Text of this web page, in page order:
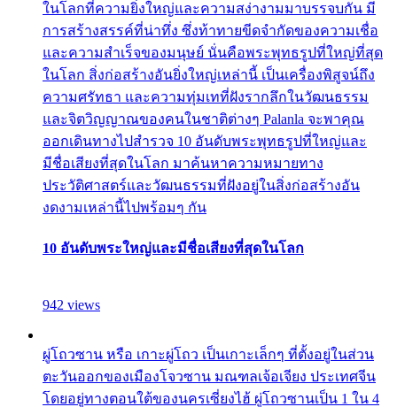
ในโลกที่ความยิ่งใหญ่และความสง่างามมาบรรจบกัน มี
การสร้างสรรค์ที่น่าทึ่ง ซึ่งท้าทายขีดจำกัดของความเชื่อ
และความสำเร็จของมนุษย์ นั่นคือพระพุทธรูปที่ใหญ่ที่สุด
ในโลก สิ่งก่อสร้างอันยิ่งใหญ่เหล่านี้ เป็นเครื่องพิสูจน์ถึง
ความศรัทธา และความทุ่มเทที่ฝังรากลึกในวัฒนธรรม
และจิตวิญญาณของคนในชาติต่างๆ Palanla จะพาคุณ
ออกเดินทางไปสำรวจ 10 อันดับพระพุทธรูปที่ใหญ่และ
มีชื่อเสียงที่สุดในโลก มาค้นหาความหมายทาง
ประวัติศาสตร์และวัฒนธรรมที่ฝังอยู่ในสิ่งก่อสร้างอัน
งดงามเหล่านี้ไปพร้อมๆ กัน
10 อันดับพระใหญ่และมีชื่อเสียงที่สุดในโลก
942 views
ผู่โถวซาน หรือ เกาะผู่โถว เป็นเกาะเล็กๆ ที่ตั้งอยู่ในส่วน
ตะวันออกของเมืองโจวซาน มณฑลเจ้อเจียง ประเทศจีน
โดยอยู่ทางตอนใต้ของนครเซี่ยงไฮ้ ผู่โถวซานเป็น 1 ใน 4